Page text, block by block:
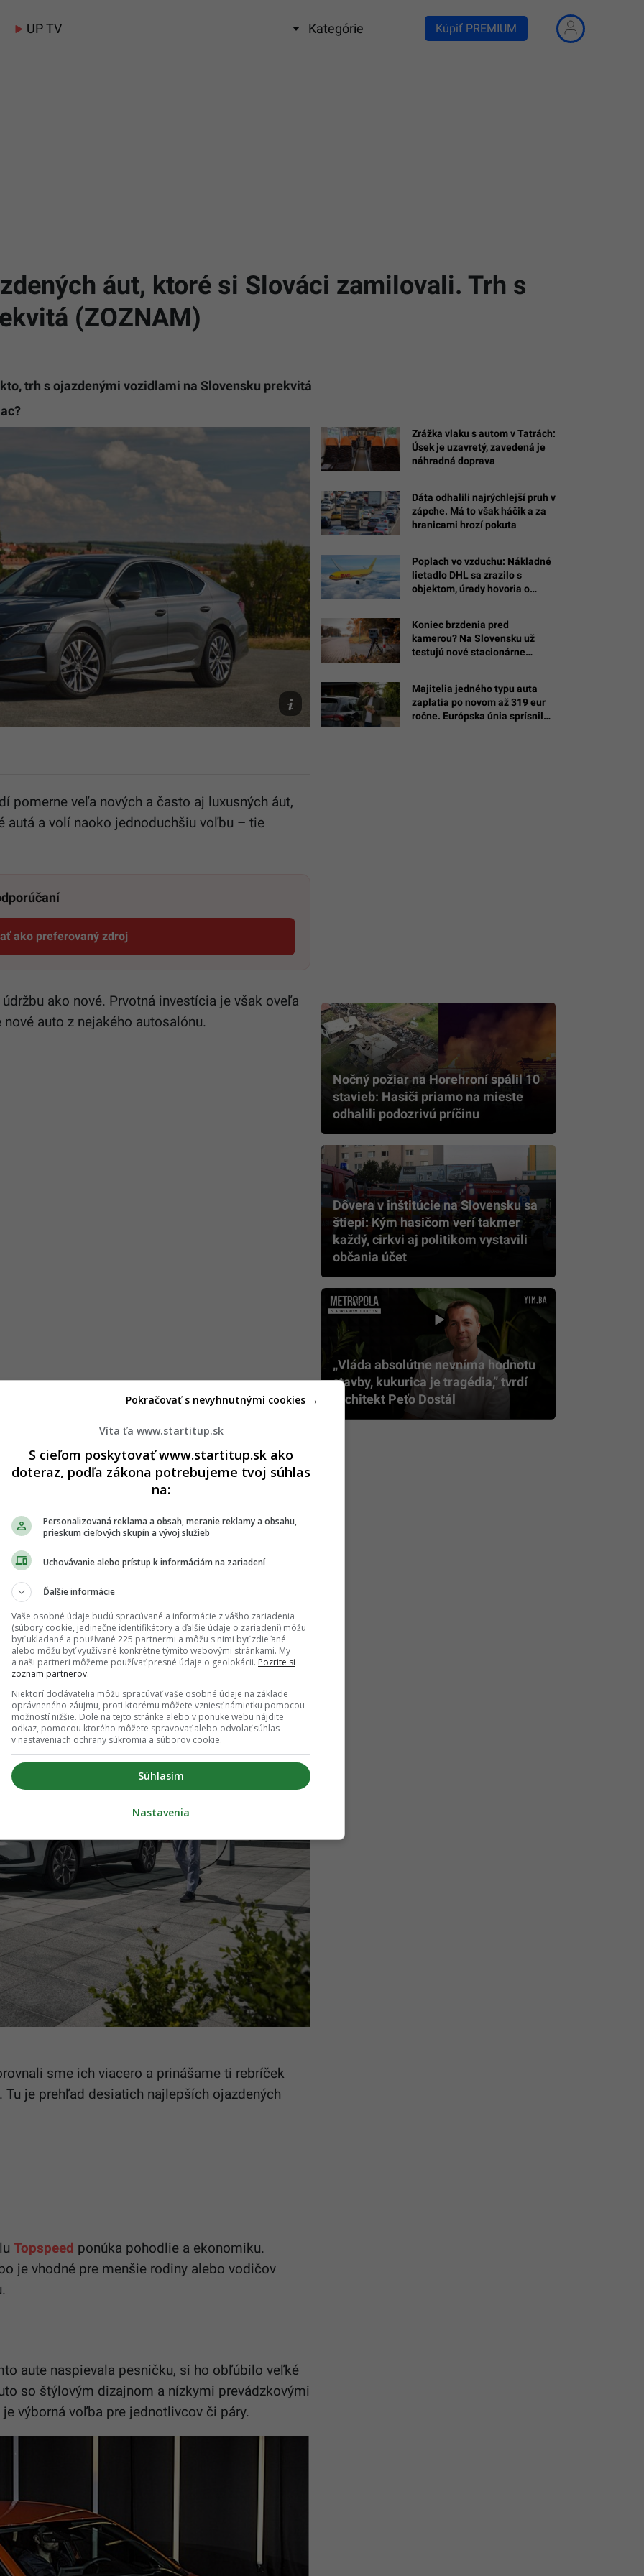
UP TV Kategórie Kúpiť PREMIUM
áut, ktoré si Slováci zamilovali. Trh s
(ZOZNAM)
trh s ojazdenými vozidlami na Slovensku prekvitá
Škoda
Auto
Slovensko
pomerne veľa nových a často aj luxusných áut,
autá a volí naoko jednoduchšiu voľbu – tie
ako preferovaný zdroj
Startitup, odkaz sa otvorí v novom okne
ako nové. Prvotná investícia je však oveľa
auto z nejakého autosalónu.
si Slováci zamilovali. Portál
rokov. Z 10 – 11-ročných vozidiel
V kategórii áut, ktoré sú používané 8 až 9 rokov,
a Honda, no pribudlo k nim aj Mini.
v značkách Mazda a Mini, no v kategórii od 4
márne. Slováci si v tejto kategórii chvália Škodu,
Volkswagen, Toyota a Kia, ktoré Slováci najviac
sme ich viacero a prinášame ti rebríček
Tu je prehľad desiatich najlepších ojazdených
Topspeed ponúka pohodlie a ekonomiku.
je vhodné pre menšie rodiny alebo vodičov
aute naspievala pesničku, si ho obľúbilo veľké
so štýlovým dizajnom a nízkymi prevádzkovými
je výborná voľba pre jednotlivcov či páry​.
Zrážka vlaku s autom v Tatrách:
Úsek je uzavretý, zavedená je
náhradná doprava
Dáta odhalili najrýchlejší pruh v
zápche. Má to však háčik a za
hranicami hrozí pokuta
Poplach vo vzduchu: Nákladné
lietadlo DHL sa zrazilo s
objektom, úrady hovoria o
Koniec brzdenia pred
kamerou? Na Slovensku už
testujú nové stacionárne
Majitelia jedného typu auta
zaplatia po novom až 319 eur
ročne. Európska únia sprísnila
Nočný požiar na Horehroní spálil 10
stavieb: Hasiči priamo na mieste
odhalili podozrivú príčinu
Dôvera v inštitúcie na Slovensku sa
štiepi: Kým hasičom verí takmer
každý, cirkvi aj politikom vystavili
občania účet
„Vláda absolútne nevníma hodnotu
stavby, kukurica je tragédia,” tvrdí
architekt Peťo Dostál
Víta ťa www.startitup.sk
S cieľom poskytovať www.startitup.sk ako
doteraz, podľa zákona potrebujeme tvoj súhlas
na:
Personalizovaná reklama a obsah, meranie reklamy a obsahu,
prieskum cieľových skupín a vývoj služieb
Uchovávanie alebo prístup k informáciám na zariadení
Ďalšie informácie
Vaše osobné údaje budú spracúvané a informácie z vášho zariadenia
(súbory cookie, jedinečné identifikátory a ďalšie údaje o zariadení) môžu
byť ukladané a používané 225 partnermi a môžu s nimi byť zdieľané
alebo môžu byť využívané konkrétne týmito webovými stránkami. My
a naši partneri môžeme používať presné údaje o geolokácii. Pozrite si
zoznam partnerov.
Niektorí dodávatelia môžu spracúvať vaše osobné údaje na základe
oprávneného záujmu, proti ktorému môžete vzniesť námietku pomocou
možností nižšie. Dole na tejto stránke alebo v ponuke webu nájdite
odkaz, pomocou ktorého môžete spravovať alebo odvolať súhlas
v nastaveniach ochrany súkromia a súborov cookie.
Súhlasím
Pokračovať s nevyhnutnými cookies →
Nastavenia